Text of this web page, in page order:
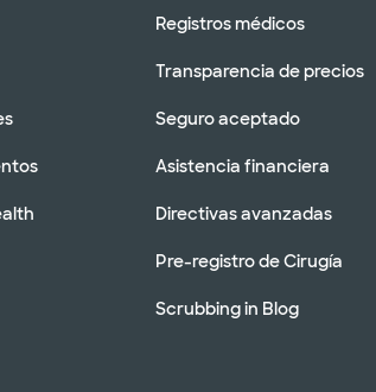
Registros médicos
Transparencia de precios
Seguro aceptado
Asistencia financiera
Directivas avanzadas
Pre-registro de Cirugía
Scrubbing in Blog